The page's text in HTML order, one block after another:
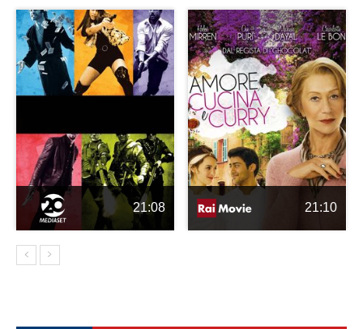
21:08 21:10